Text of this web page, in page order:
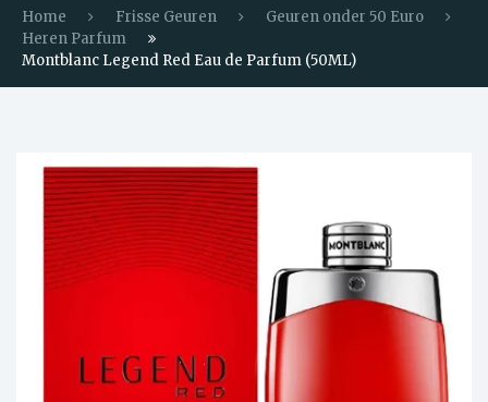
Home Frisse Geuren
Geuren onder 50 Euro
Heren Parfum
Montblanc Legend Red Eau de Parfum (50ML)